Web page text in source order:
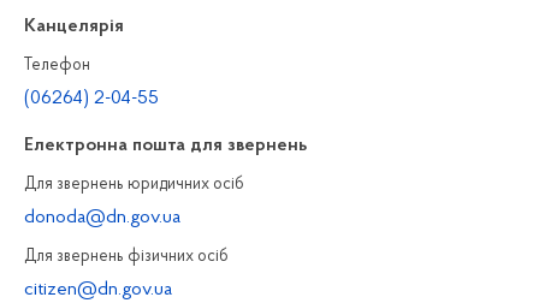
Канцелярiя
Телефон
(06264) 2-04-55
Електронна пошта для звернень
Для звернень юридичних осiб
donoda@dn.gov.ua
Для звернень фізичних осiб
citizen@dn.gov.ua